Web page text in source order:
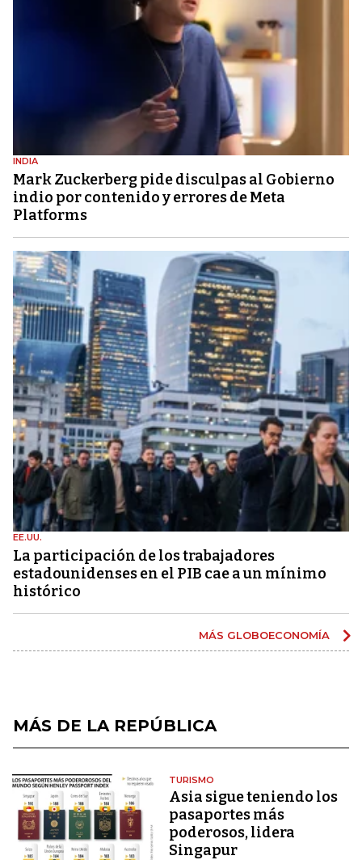
INDIA
Mark Zuckerberg pide disculpas al Gobierno
indio por contenido y errores de Meta
Platforms
EE.UU.
La participación de los trabajadores
estadounidenses en el PIB cae a un mínimo
histórico
MÁS GLOBOECONOMÍA
MÁS DE LA REPÚBLICA
TURISMO
Asia sigue teniendo los
pasaportes más
poderosos, lidera
Singapur